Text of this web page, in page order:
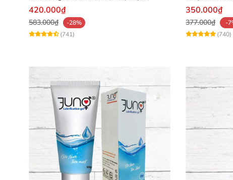
420.000₫
583.000₫
-28%
(741)
dụng
350.000₫
377.000₫
-
(740)